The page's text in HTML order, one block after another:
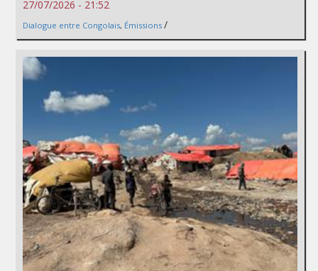
27/07/2026 - 21:52
Dialogue entre Congolais, Émissions /